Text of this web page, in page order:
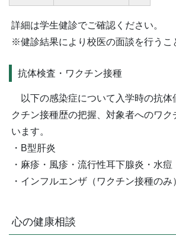
詳細は学生健診でご確認ください。
※健診結果により校医の面談を行うこ
抗体検査・ワクチン接種
以下の感染症について入学時の抗体
クチン接種歴の把握、対象者へのワク
います。
・B型肝炎
・麻疹・風疹・流行性耳下腺炎・水痘
・インフルエンザ（ワクチン接種のみ
心の健康相談